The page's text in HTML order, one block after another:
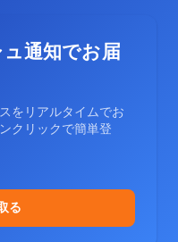
通知でお届
をリアルタイムでお
クリックで簡単登
る